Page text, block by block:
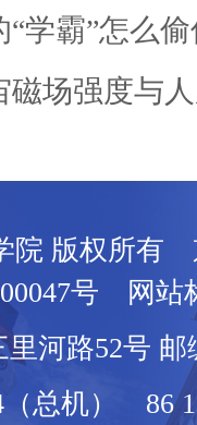
“学霸”怎么
磁场强度与
院 版权所有
号 网站
河路52号 邮
（总机） 86